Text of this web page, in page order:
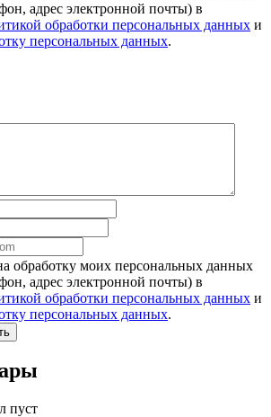
адрес электронной почты) в
обработки персональных данных и
персональных данных.
обработку моих персональных данных
адрес электронной почты) в
обработки персональных данных и
персональных данных.
пуст